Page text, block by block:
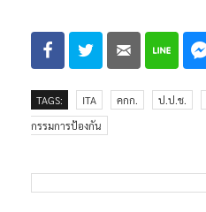
TAGS: ITA คกก. ป.ป.ช.
กรรมการป้องกัน